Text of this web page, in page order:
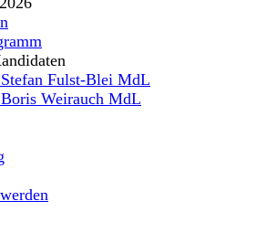
Fulst-Blei MdL
Weirauch MdL